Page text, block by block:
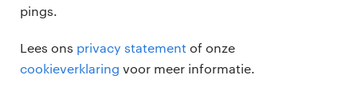
pings.
Lees ons privacy statement of onze
cookieverklaring voor meer informatie.
Als het dubbele mandaat het ‘wat’ is, dan is deze
voor niemand eenvoudig. Als leiders is het
krachtigste wat we kunnen doen mensgericht zijn.
onze kantoren